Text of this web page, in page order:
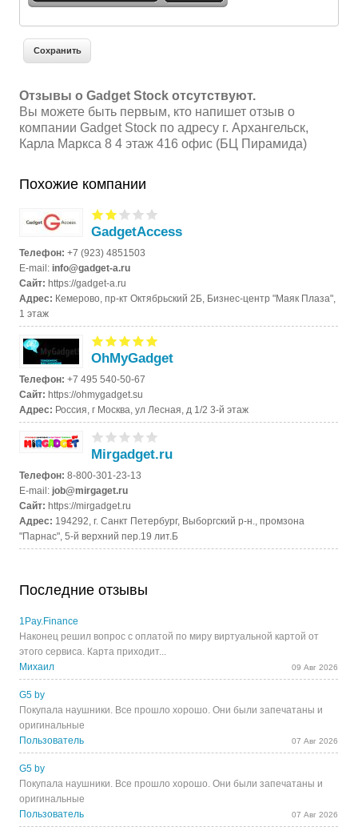
Отзывы о Gadget Stoсk отсутствуют.
Вы можете быть первым, кто напишет отзыв о
компании Gadget Stoсk по адресу г. Архангельск,
Карла Маркса 8 4 этаж 416 офис (БЦ Пирамида)
Похожие компании
GadgetAccess
Телефон:+7 (923) 4851503
E-mail:info@gadget-a.ru
Сайт:https://gadget-a.ru
Адрес: Кемерово, пр-кт Октябрьский 2Б, Бизнес-центр "Маяк Плаза",
1 этаж
OhMyGadget
Телефон:+7 495 540-50-67
Сайт:https://ohmygadget.su
Адрес: Россия, г Москва, ул Лесная, д 1/2 3-й этаж
Mirgadget.ru
Телефон:8-800-301-23-13
E-mail:job@mirgaget.ru
Сайт:https://mirgadget.ru
Адрес: 194292, г. Санкт Петербург, Выборгский р-н., промзона
"Парнас", 5-й верхний пер.19 лит.Б
Последние отзывы
1Pay.Finance
Наконец решил вопрос с оплатой по миру виртуальной картой от
этого сервиса. Карта приходит...
Михаил
09 Авг 2026
G5 by
Покупала наушники. Все прошло хорошо. Они были запечатаны и
оригинальные
Пользователь
07 Авг 2026
G5 by
Покупала наушники. Все прошло хорошо. Они были запечатаны и
оригинальные
Пользователь
07 Авг 2026